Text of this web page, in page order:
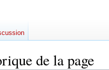
de la page